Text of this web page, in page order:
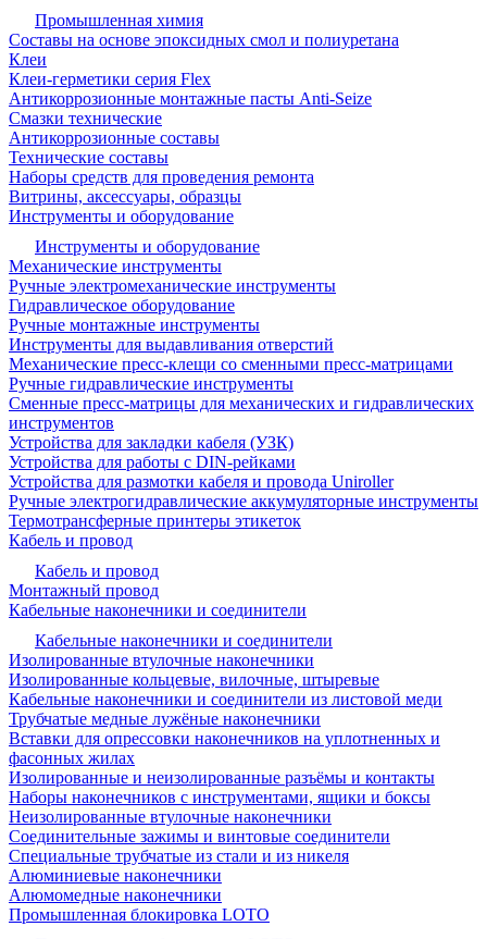
Промышленная химия
Составы на основе эпоксидных смол и полиуретана
Клеи
Клеи-герметики серия Flex
Антикоррозионные монтажные пасты Anti-Seize
Смазки технические
Антикоррозионные составы
Технические составы
Наборы средств для проведения ремонта
Витрины, аксессуары, образцы
Инструменты и оборудование
Инструменты и оборудование
Механические инструменты
Ручные электромеханические инструменты
Гидравлическое оборудование
Ручные монтажные инструменты
Инструменты для выдавливания отверстий
Механические пресс-клещи со сменными пресс-матрицами
Ручные гидравлические инструменты
Сменные пресс-матрицы для механических и гидравлических
инструментов
Устройства для закладки кабеля (УЗК)
Устройства для работы с DIN-рейками
Устройства для размотки кабеля и провода Uniroller
Ручные электрогидравлические аккумуляторные инструменты
Термотрансферные принтеры этикеток
Кабель и провод
Кабель и провод
Монтажный провод
Кабельные наконечники и соединители
Кабельные наконечники и соединители
Изолированные втулочные наконечники
Изолированные кольцевые, вилочные, штыревые
Кабельные наконечники и соединители из листовой меди
Трубчатые медные лужёные наконечники
Вставки для опрессовки наконечников на уплотненных и
фасонных жилах
Изолированные и неизолированные разъёмы и контакты
Наборы наконечников с инструментами, ящики и боксы
Неизолированные втулочные наконечники
Соединительные зажимы и винтовые соединители
Специальные трубчатые из стали и из никеля
Алюминиевые наконечники
Алюмомедные наконечники
Промышленная блокировка LOTO